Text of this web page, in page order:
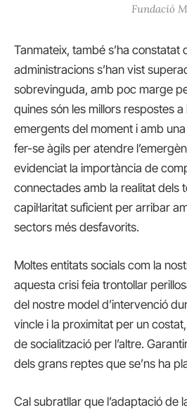
Fundació
Tanmateix, també s’ha constatat
administracions s’han vist
sobrevinguda, amb poc marge
quines són les millors respostes
emergents del moment i amb
fer-se àgils per atendre
evidenciat la importància de
connectades amb la realitat dels
capil·laritat suficient per arribar
sectors més desfavorits.
Moltes entitats socials com la
aquesta crisi feia trontollar
del nostre model d’intervenció
vincle i la proximitat per un costat,
de socialització per l’altre.
dels grans reptes que se’ns ha
Cal subratllar que l’adaptació de